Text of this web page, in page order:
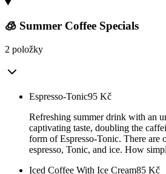
🧊 Summer Coffee Specials
2 položky
Espresso-Tonic95 Kč
Refreshing summer drink with an
captivating taste, doubling the
form of Espresso-Tonic. There are
espresso, Tonic, and ice. How
Iced Coffee With Ice Cream85 Kč